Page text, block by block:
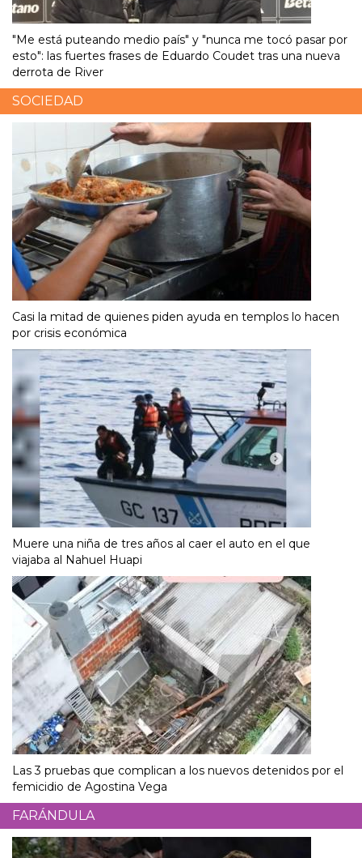
"Me está puteando medio país" y "nunca me tocó pasar por
esto": las fuertes frases de Eduardo Coudet tras una nueva
derrota de River
SOCIEDAD
Casi la mitad de quienes piden ayuda en templos lo hacen
por crisis económica
Muere una niña de tres años al caer el auto en el que
viajaba al Nahuel Huapi
Las 3 pruebas que complican a los nuevos detenidos por el
femicidio de Agostina Vega
FARÁNDULA